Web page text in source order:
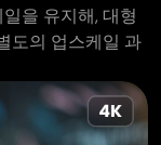
을 유지해, 대형
도의 업스케일 과